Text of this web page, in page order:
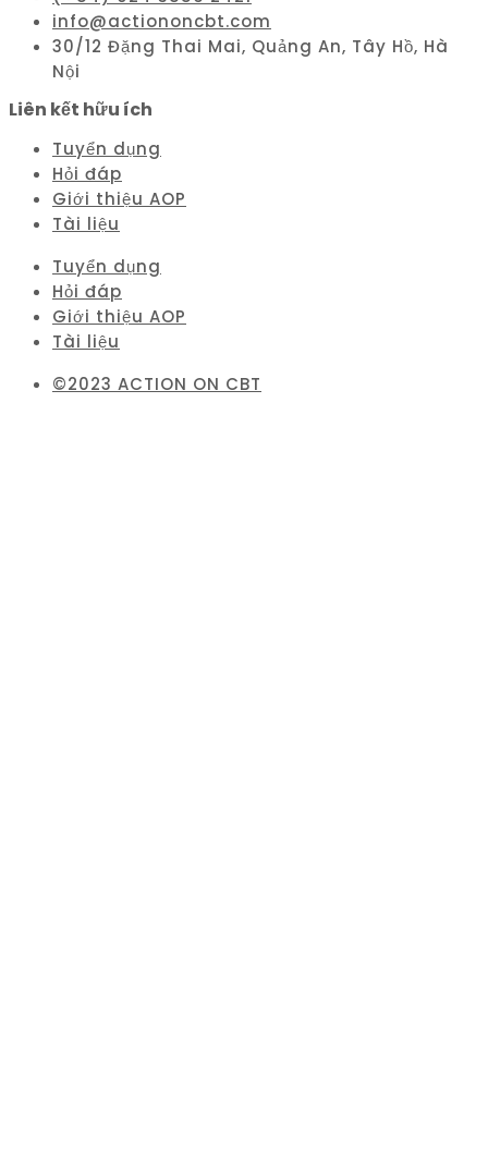
info@actiononcbt.com
30/12 Đặng Thai Mai, Quảng An, Tây Hồ, Hà
Nội
Liên kết hữu ích
Tuyển dụng
Hỏi đáp
Giới thiệu AOP
Tài liệu
Tuyển dụng
Hỏi đáp
Giới thiệu AOP
Tài liệu
©2023 ACTION ON CBT